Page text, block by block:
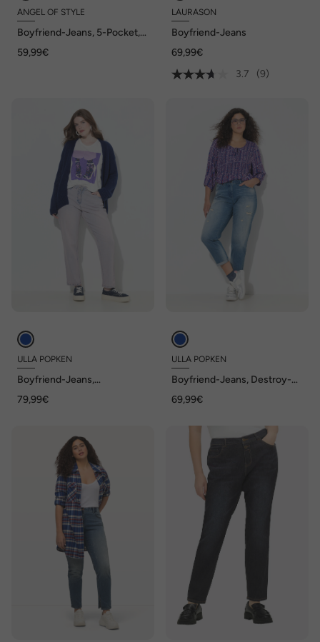
ANGEL OF STYLE
Boyfriend-Jeans, 5-Pocket,
59,99€
LAURASON
Boyfriend-Jeans
69,99€
3.7
(9)
ULLA POPKEN
Boyfriend-Jeans,
79,99€
ULLA POPKEN
Boyfriend-Jeans, Destroy-
69,99€